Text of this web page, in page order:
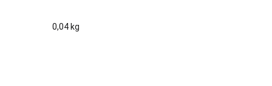
0,04 kg